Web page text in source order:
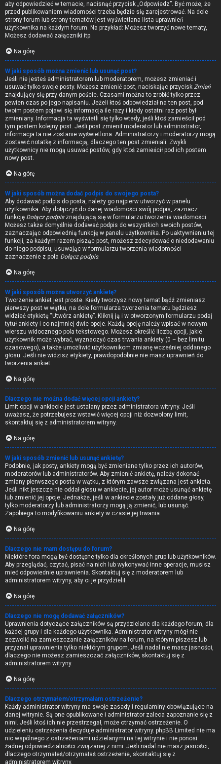
aby odpowiedzieć w temacie, nacisnąć przycisk „Odpowiedz”. Być może, że
przed publikowaniem wiadomości trzeba będzie się zarejestrować. Na dole
strony forum lub strony tematów jest wyświetlana lista uprawnień
użytkownika na każdym forum. Na przykład: Możesz tworzyć nowe tematy,
Możesz dodawać załączniki itp.
Na górę
W jaki sposób można zmienić lub usunąć post?
Jeśli nie jesteś administratorem lub moderatorem, możesz zmieniać i
usuwać tylko swoje posty. Możesz zmienić post, naciskając przycisk Zmień
znajdujący się przy danym poście. Czasami można to zrobić tylko przez
pewien czas po jego napisaniu. Jeżeli ktoś odpowiedział na ten post, pod
twoim postem pojawi się informacja ile razy i kiedy ostatni raz post był
zmieniany. Informacja ta wyświetli się tylko wtedy, jeśli ktoś zamieścił pod
tym postem kolejny post. Jeśli post zmienił moderator lub administrator,
informacja ta nie zostanie wyświetlona. Administratorzy i moderatorzy mogą
zostawić notatkę z informacją, dlaczego ten post zmieniali. Zwykli
użytkownicy nie mogą usuwać postów, gdy ktoś zamieścił pod ich postem
nowy post.
Na górę
W jaki sposób można dodać podpis do swojego posta?
Aby dodawać podpis do posta, należy go najpierw utworzyć w panelu
użytkownika. Aby dołączyć do danej wiadomości swój podpis, zaznacz
funkcję Dołącz podpisznajdującą się w formularzu tworzenia wiadomości.
Możesz także domyślnie dodawać podpis do wszystkich swoich postów,
zaznaczając odpowiednią funkcję w panelu użytkownika. Po uaktywnieniu tej
funkcji, za każdym razem pisząc post, możesz zdecydować o niedodawaniu
do niego podpisu, usuwając w formularzu tworzenia wiadomości
zaznaczenie z pola Dołącz podpis.
Na górę
W jaki sposób można utworzyć ankietę?
Tworzenie ankiet jest proste. Kiedy tworzysz nowy temat bądź zmieniasz
pierwszy post w wątku, na dole formularza tworzenia tematu będziesz
widzieć etykietę “Utwórz ankietę”. Kliknij ją i w otworzonym formularzu podaj
tytuł ankiety i co najmniej dwie opcje. Każdą opcję należy wpisać w nowym
wierszu widocznego pola tekstowego. Możesz określić liczbę opcji, jakie
użytkownik może wybrać, wyznaczyć czas trwania ankiety (0 – bez limitu
czasowego), a także umożliwić użytkownikom zmianę wcześniej oddanego
głosu. Jeśli nie widzisz etykiety, prawdopodobnie nie masz uprawnień do
tworzenia ankiet.
Na górę
Dlaczego nie można dodać więcej opcji ankiety?
Limit opcji w ankiecie jest ustalany przez administratora witryny. Jeśli
uważasz, że potrzebujesz wstawić więcej opcji niż dozwolony limit,
skontaktuj się z administratorem witryny.
Na górę
W jaki sposób zmienić lub usunąć ankietę?
Podobnie, jak posty, ankiety mogą być zmieniane tylko przez ich autorów,
moderatorów lub administratorów. Aby zmienić ankietę, należy dokonać
zmiany pierwszego posta w wątku, z którym zawsze związana jest ankieta.
Jeśli nikt jeszcze nie oddał głosu w ankiecie, jej autor może usunąć ankietę
lub zmienić jej opcje. Jednakże, jeśli w ankiecie zostały już oddane głosy,
tylko moderatorzy lub administratorzy mogą ją zmienić, lub usunąć.
Zapobiega to modyfikowaniu ankiety w czasie jej trwania.
Na górę
Dlaczego nie mam dostępu do forum?
Niektóre fora mogą być dostępne tylko dla określonych grup lub użytkowników.
Aby przeglądać, czytać, pisać na nich lub wykonywać inne operacje, musisz
mieć odpowiednie uprawnienia. Skontaktuj się z moderatorem lub
administratorem witryny, aby ci je przydzielił.
Na górę
Dlaczego nie mogę dodawać załączników?
Uprawnienia dotyczące załączników są przydzielane dla każdego forum, dla
każdej grupy i dla każdego użytkownika. Administrator witryny mógł nie
zezwolić na zamieszczanie załączników na forum, na którym piszesz lub
przyznał uprawnienia tylko niektórym grupom. Jeśli nadal nie masz jasności,
dlaczego nie możesz zamieszczać załączników, skontaktuj się z
administratorem witryny.
Na górę
Dlaczego otrzymałem/otrzymałam ostrzeżenie?
Każdy administrator witryny ma swoje zasady i regulaminy obowiązujące na
danej witrynie. Są one opublikowane i administrator zaleca zapoznanie się z
nimi. Jeśli ktoś ich nie przestrzegał, może otrzymać ostrzeżenie. O
udzieleniu ostrzeżenia decyduje administrator witryny. phpBB Limited nie ma
nic wspólnego z ostrzeżeniami udzielanymi na tej witrynie i nie ponosi
żadnej odpowiedzialności związanej z nimi. Jeśli nadal nie masz jasności,
dlaczego otrzymałeś/otrzymałaś ostrzeżenie, skontaktuj się z
administratorem witryny.